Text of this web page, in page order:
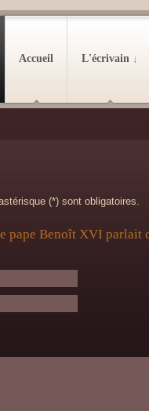
Accueil L'écrivain ↓
(*) sont obligatoires.
pape Benoît XVI parlait